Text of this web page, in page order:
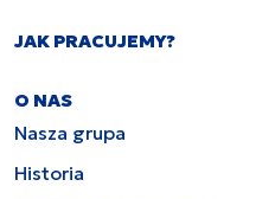
JAK PRACUJEMY?
O NAS
Nasza grupa
Historia